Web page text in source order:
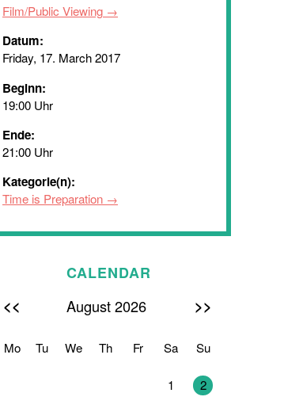
Film/Public Viewing
Datum:
Friday, 17. March 2017
Beginn:
19:00 Uhr
Ende:
21:00 Uhr
Kategorie(n):
Time is Preparation
CALENDAR
<< August 2026 >>
Mo Tu We Th Fr Sa Su
1 2